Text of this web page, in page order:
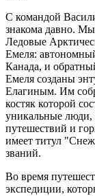
С командой
знакома давно.
Ледовые
Емеля:
Канада, и
Емеля созданы
Елагиным. Им
костяк которой
уникальные люди,
путешествий и
имеет титул
званий.
Во время
экспедиции,